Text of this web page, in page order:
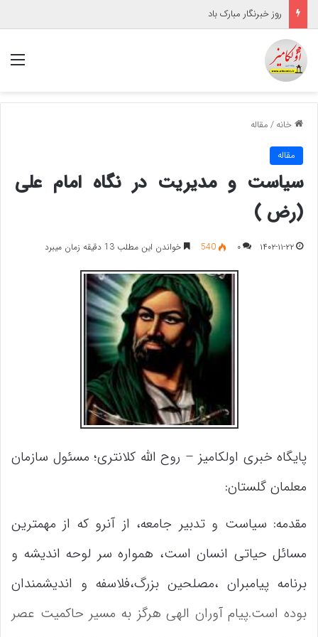
روز خبرنگار مبارک باد
خانه/مقاله
مقاله
سیاست و مدیریت در نگاه امام علی
(رض )
۱۴۰۲-۱۱-۲۲ ۰ 540 خواندن این مطلب 13 دقیقه زمان میبرد
پایگاه خبری اولکامیز – روح الله کلانتری؛ مسئول سازمان
معلمان گلستان:
مقدمه: سیاست و تدبیر جامعه، از آنرو که از مهمترین
مسائل حیاتی انسان است، همواره سر لوحه اندیشه و
برنامه پیامبران ،مصلحین بزرگ،فلاسفه و اندیشمندان
بوده است.پیام آوران الهی هرگز به مسیر حاکمیت عصر